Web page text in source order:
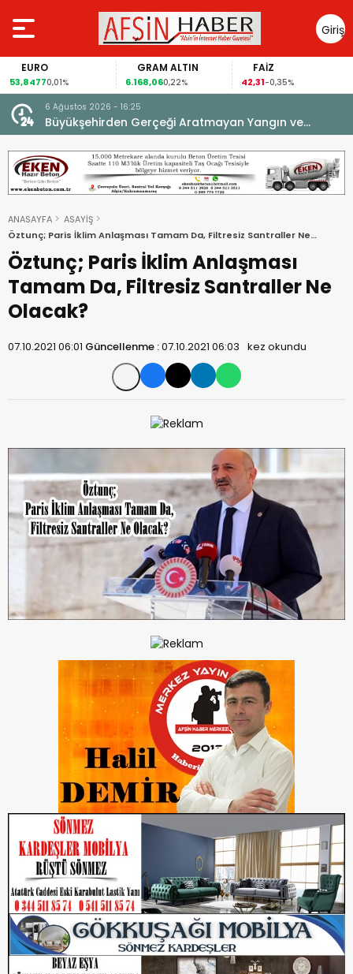
Giriş
Yap
GRAM ALTIN
6.168,06
FAİZ
42,31-0,35% 88,60
6 Ağustos 2026 - 16:25
Büyükşehirden Gerçeği Aratmayan Yangın ve
Kurtarma Tatbikatı.
ANASAYFA
ASAYİŞ
Öztunç; Paris İklim Anlaşması Tamam Da, Filtresiz Santraller Ne
Olacak?
Öztunç; Paris İklim Anlaşması
Tamam Da, Filtresiz Santraller Ne
Olacak?
07.10.2021 06:01 Güncellenme :07.10.2021 06:03 kez okundu